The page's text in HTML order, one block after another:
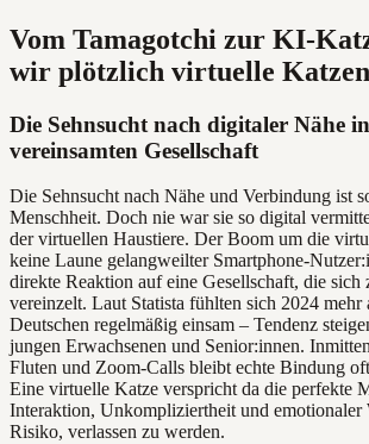
Vom Tamagotchi zur KI-
wir plötzlich virtuelle
Die Sehnsucht nach digitaler Nähe
vereinsamten Gesellschaft
Die Sehnsucht nach Nähe und Verbindung ist
Menschheit. Doch nie war sie so digital
der virtuellen Haustiere. Der Boom um die
keine Laune gelangweilter Smartphone-
direkte Reaktion auf eine Gesellschaft, die sich
vereinzelt. Laut Statista fühlten sich 2024 mehr
Deutschen regelmäßig einsam – Tendenz
jungen Erwachsenen und Senior:innen.
Fluten und Zoom-Calls bleibt echte Bindung
Eine virtuelle Katze verspricht da die perfekte
Interaktion, Unkompliziertheit und emotionaler
Risiko, verlassen zu werden.